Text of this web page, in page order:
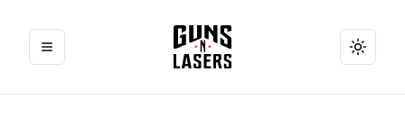
Toggle